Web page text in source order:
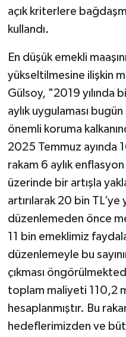
açık kriterlere
kullandı.
En düşük emekli
yükseltilmesine ilişkin
Gülsoy, "2019 yılında
aylık uygulaması
önemli koruma
2025 Temmuz ayında
rakam 6 aylık
üzerinde bir artışla
artırılarak 20 bin
düzenlemeden önce
11 bin emeklimiz
düzenlemeyle bu
çıkması
toplam maliyeti 110,2
hesaplanmıştır. Bu
hedeflerimizden ve